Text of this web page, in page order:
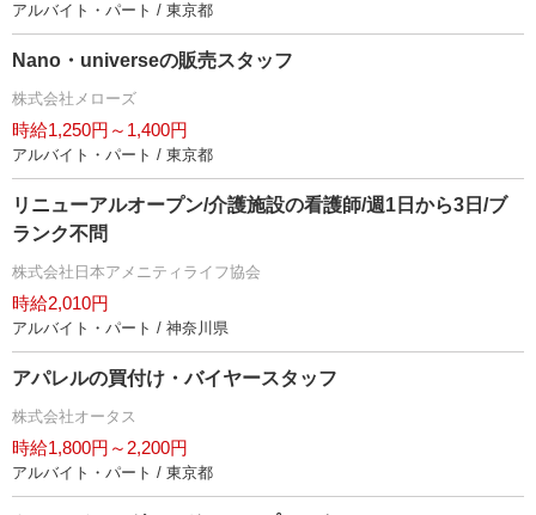
アルバイト・パート / 東京都
Nano・universeの販売スタッフ
株式会社メローズ
時給1,250円～1,400円
アルバイト・パート / 東京都
リニューアルオープン/介護施設の看護師/週1日から3日/ブ
ランク不問
株式会社日本アメニティライフ協会
時給2,010円
アルバイト・パート / 神奈川県
アパレルの買付け・バイヤースタッフ
株式会社オータス
時給1,800円～2,200円
アルバイト・パート / 東京都